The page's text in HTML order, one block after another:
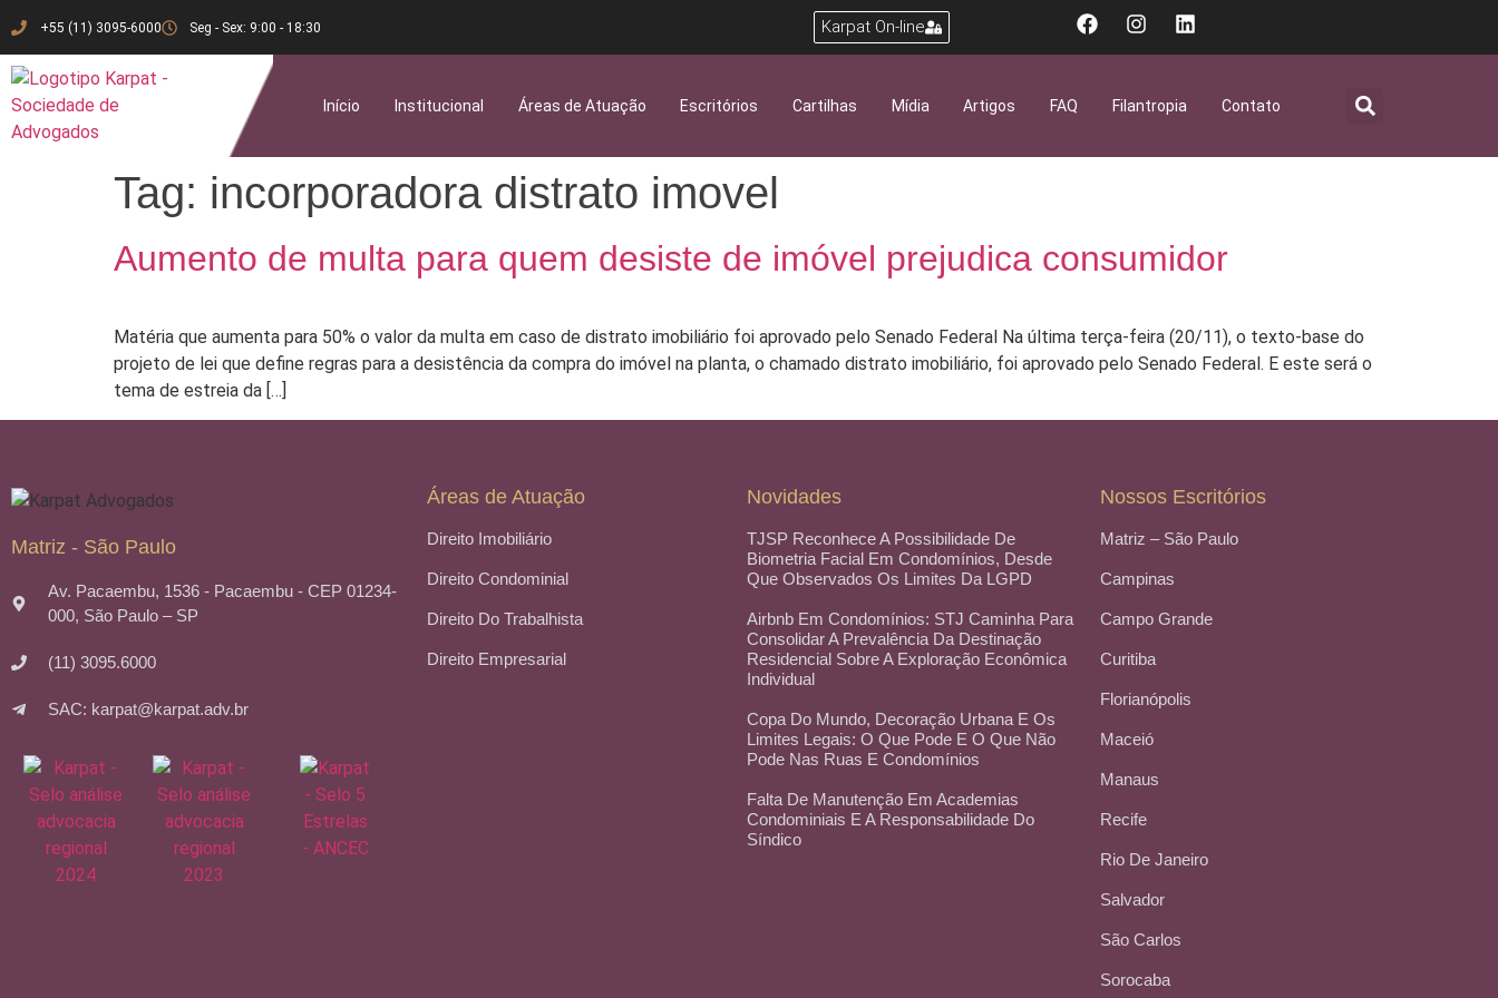
+55 (11) 3095-6000 Seg - Sex: 9:00 - 18:30 Karpat On-line
Início Institucional Áreas de Atuação Escritórios Cartilhas Mídia Artigos FAQ Filantropia Contato
Tag: incorporadora distrato imovel
Aumento de multa para quem desiste de imóvel prejudica consumidor
Matéria que aumenta para 50% o valor da multa em caso de distrato imobiliário foi aprovado pelo Senado Federal Na última terça-feira (20/11), o texto-base do
projeto de lei que define regras para a desistência da compra do imóvel na planta, o chamado distrato imobiliário, foi aprovado pelo Senado Federal. E este será o
tema de estreia da […]
Matriz - São Paulo
Av. Pacaembu, 1536 - Pacaembu - CEP 01234-
000, São Paulo – SP
(11) 3095.6000
SAC: karpat@karpat.adv.br
Áreas de Atuação
Direito Imobiliário
Direito Condominial
Direito Do Trabalhista
Direito Empresarial
Novidades
TJSP Reconhece A Possibilidade De
Biometria Facial Em Condomínios, Desde
Que Observados Os Limites Da LGPD
Airbnb Em Condomínios: STJ Caminha Para
Consolidar A Prevalência Da Destinação
Residencial Sobre A Exploração Econômica
Individual
Copa Do Mundo, Decoração Urbana E Os
Limites Legais: O Que Pode E O Que Não
Pode Nas Ruas E Condomínios
Falta De Manutenção Em Academias
Condominiais E A Responsabilidade Do
Síndico
Nossos Escritórios
Matriz – São Paulo
Campinas
Campo Grande
Curitiba
Florianópolis
Maceió
Manaus
Recife
Rio De Janeiro
Salvador
São Carlos
Sorocaba